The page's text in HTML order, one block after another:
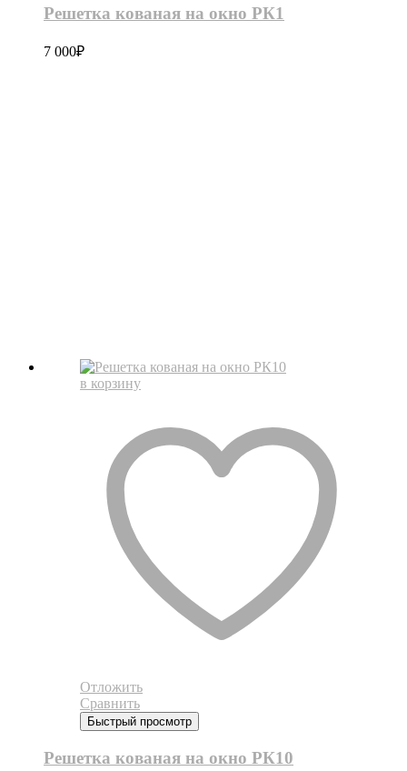
Решетка кованая на окно РК1
7 000₽
в корзину
Отложить
Сравнить
Быстрый просмотр
Решетка кованая на окно РК10